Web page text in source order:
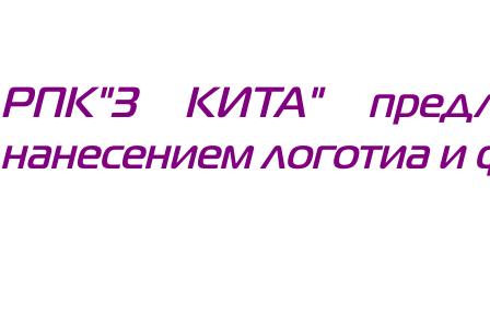
РПК"3 КИТА"
нанесением логотиа